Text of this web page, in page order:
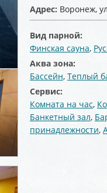
Адрес: Воронеж,
Вид парной:
Финская сауна,
Аква зона:
Бассейн, Теплый
Сервис:
Комната на час,
Банкетный зал,
принадлежности,